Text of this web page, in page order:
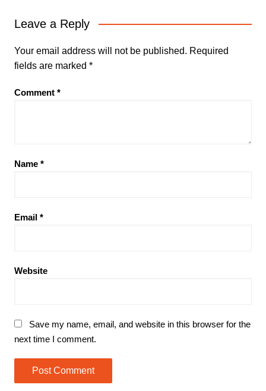
Leave a Reply
Your email address will not be published. Required
fields are marked *
Comment *
Name *
Email *
Website
Save my name, email, and website in this browser for the
next time I comment.